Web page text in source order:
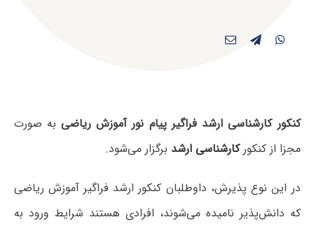
کنکور کارشناسی ارشد فراگیر پیام نور آموزش ریاضی به صورت
مجزا از کنکورکارشناسی ارشد برگزار می‌شود.
در این نوع پذیرش، داوطلبان کنکور ارشد فراگیر آموزش ریاضی
که دانش‌پذیر نامیده می‌شوند، افرادی هستند شرایط ورود به